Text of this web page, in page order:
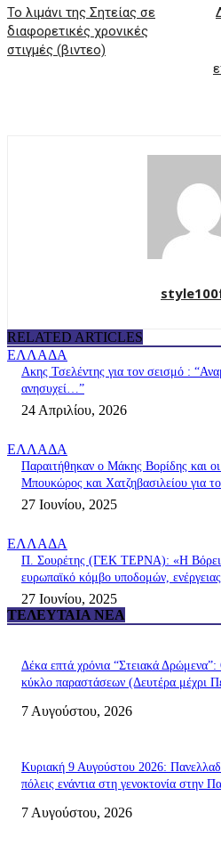
Το λιμάνι της Σητείας σε
διαφορετικές χρονικές
στιγμές (βιντεο)
RELATED ARTICLES
ΕΛΛΑΔΑ
Ακης Τσελέντης για τον σεισμό :
ανησυχεί…”
24 Απριλίου, 2026
ΕΛΛΑΔΑ
Παραιτήθηκαν ο Μάκης Βορίδης και
Μπουκώρος και Χατζηβασιλείου
27 Ιουνίου, 2025
ΕΛΛΑΔΑ
Π. Σουρέτης (ΓΕΚ ΤΕΡΝΑ): «Η Βόρεια
ευρωπαϊκό κόμβο υποδομών, ενέργειας
27 Ιουνίου, 2025
ΤΕΛΕΥΤΑΊΑ ΝΈΑ
Δέκα επτά χρόνια “Στειακά
κύκλο παραστάσεων (Δευτέρα μέχρι
7 Αυγούστου, 2026
Κυριακή 9 Αυγούστου 2026:
πόλεις ενάντια στη γενοκτονία στην
7 Αυγούστου, 2026